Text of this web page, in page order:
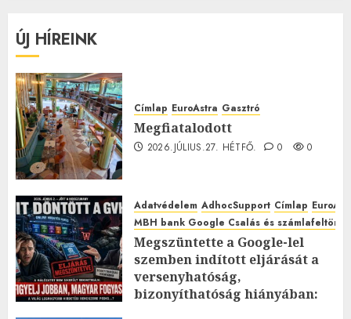
ÚJ HÍREINK
Címlap EuroAstra Gasztró
Megfiatalodott
2026.JÚLIUS.27. HÉTFŐ. 0 0
Adatvédelem AdhocSupport Címlap
MBH bank Google Csalás és
Megszüntette a Google-lel
szemben indított eljárását a
versenyhatóság,
bizonyíthatóság hiányában: